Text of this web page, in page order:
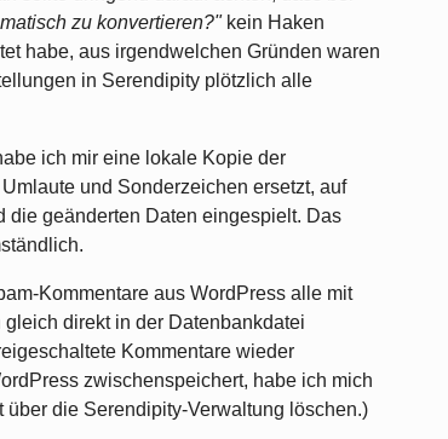
zu konvertieren?"kein Haken
habe, aus irgendwelchen Gründen waren
in Serendipity plötzlich alle
ich mir eine lokale Kopie der
und Sonderzeichen ersetzt, auf
die geänderten Daten eingespielt. Das
Kommentare aus WordPress alle mit
direkt in der Datenbankdatei
Kommentare wieder
zwischenspeichert, habe ich mich
die Serendipity-Verwaltung löschen.)